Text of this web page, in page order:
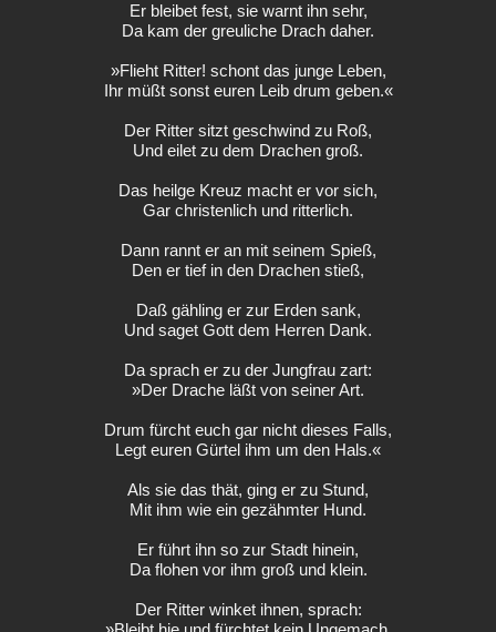
Er bleibet fest, sie warnt ihn sehr,
Da kam der greuliche Drach daher.
»Flieht Ritter! schont das junge Leben,
Ihr müßt sonst euren Leib drum geben.«
Der Ritter sitzt geschwind zu Roß,
Und eilet zu dem Drachen groß.
Das heilge Kreuz macht er vor sich,
Gar christenlich und ritterlich.
Dann rannt er an mit seinem Spieß,
Den er tief in den Drachen stieß,
Daß gähling er zur Erden sank,
Und saget Gott dem Herren Dank.
Da sprach er zu der Jungfrau zart:
»Der Drache läßt von seiner Art.
Drum fürcht euch gar nicht dieses Falls,
Legt euren Gürtel ihm um den Hals.«
Als sie das thät, ging er zu Stund,
Mit ihm wie ein gezähmter Hund.
Er führt ihn so zur Stadt hinein,
Da flohen vor ihm groß und klein.
Der Ritter winket ihnen, sprach: